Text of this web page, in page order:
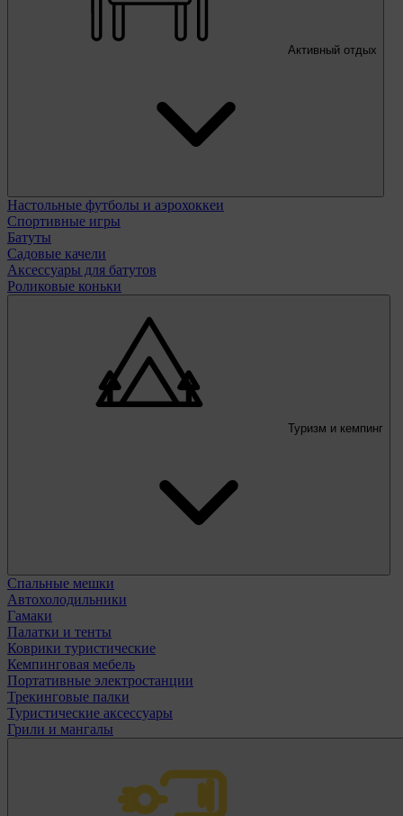
Активный отдых
Настольные футболы и аэрохоккеи
Спортивные игры
Батуты
Садовые качели
Аксессуары для батутов
Роликовые коньки
Туризм и кемпинг
Спальные мешки
Автохолодильники
Гамаки
Палатки и тенты
Коврики туристические
Кемпинговая мебель
Портативные электростанции
Трекинговые палки
Туристические аксессуары
Грили и мангалы